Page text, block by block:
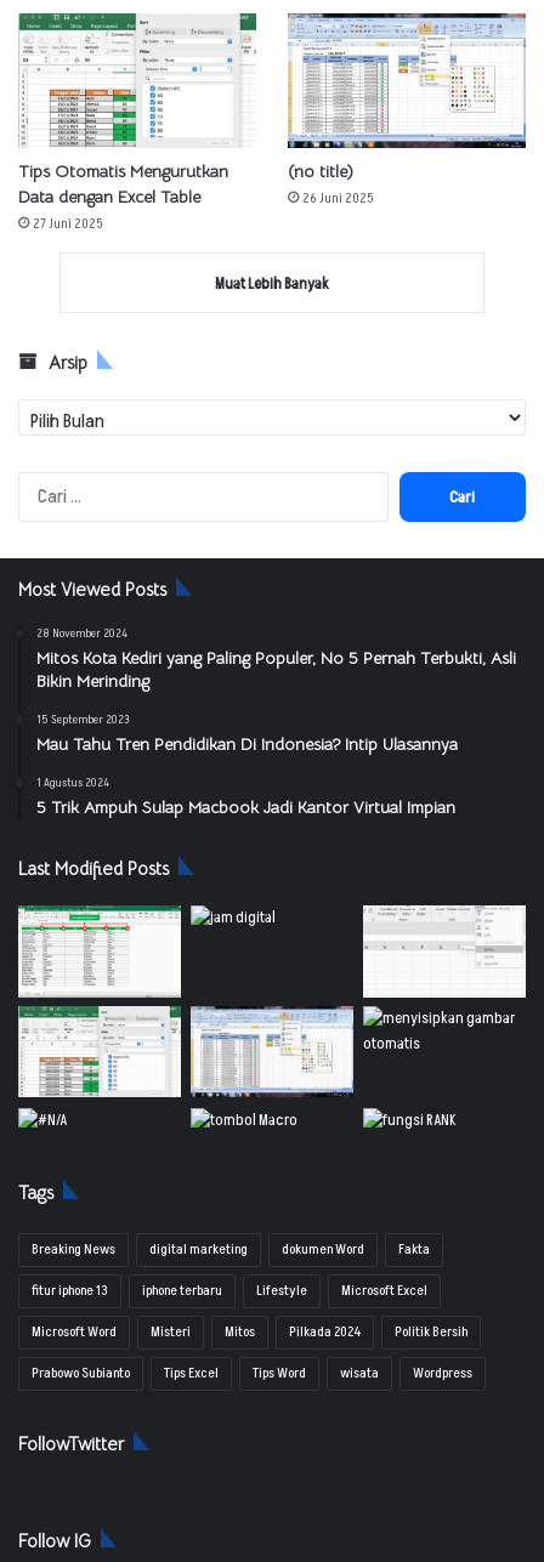
Tips Otomatis Mengurutkan
Data dengan Excel Table
27 Juni 2025
(no title)
26 Juni 2025
Muat Lebih Banyak
Arsip
Cari
Most Viewed Posts
28 November 2024
Mitos Kota Kediri yang Paling Populer, No 5 Pernah Terbukti, Asli
Bikin Merinding
15 September 2023
Mau Tahu Tren Pendidikan Di Indonesia? Intip Ulasannya
1 Agustus 2024
5 Trik Ampuh Sulap Macbook Jadi Kantor Virtual Impian
Last Modified Posts
Tags
Breaking News digital marketing dokumen Word
Fakta
fitur iphone 13
iphone terbaru Lifestyle
Microsoft Excel
Microsoft Word
Misteri Mitos Pilkada 2024
Politik Bersih
Prabowo Subianto
Tips Excel Tips Word wisata Wordpress
FollowTwitter
Follow IG